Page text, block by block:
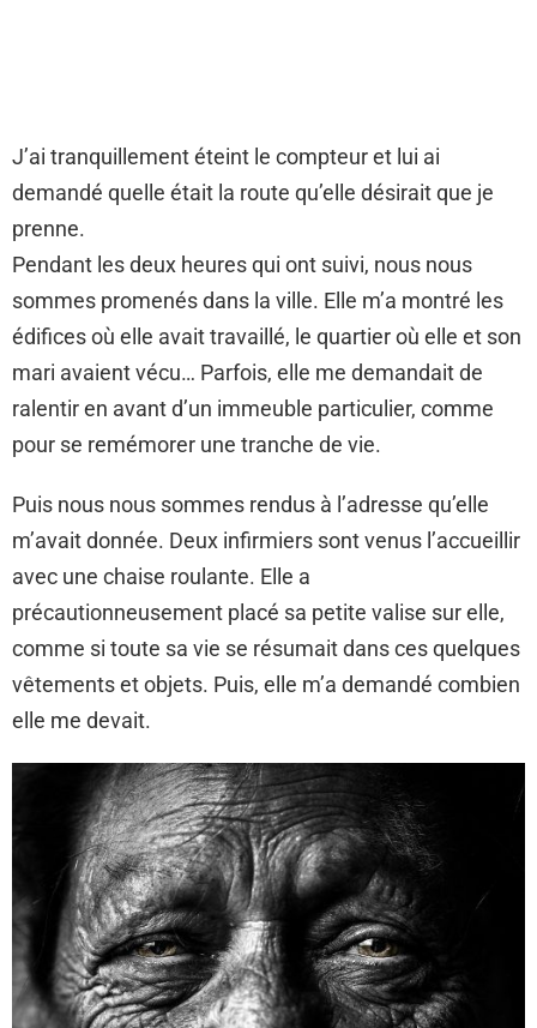
J’ai tranquillement éteint le compteur et lui ai
demandé quelle était la route qu’elle désirait que je
prenne.
Pendant les deux heures qui ont suivi, nous nous
sommes promenés dans la ville. Elle m’a montré les
édifices où elle avait travaillé, le quartier où elle et son
mari avaient vécu… Parfois, elle me demandait de
ralentir en avant d’un immeuble particulier, comme
pour se remémorer une tranche de vie.
Puis nous nous sommes rendus à l’adresse qu’elle
m’avait donnée. Deux infirmiers sont venus l’accueillir
avec une chaise roulante. Elle a
précautionneusement placé sa petite valise sur elle,
comme si toute sa vie se résumait dans ces quelques
vêtements et objets. Puis, elle m’a demandé combien
elle me devait.